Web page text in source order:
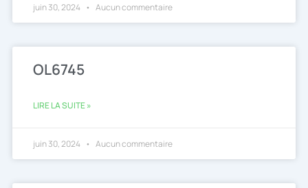
juin 30, 2024 Aucun commentaire
OL6745
LIRE LA SUITE »
juin 30, 2024 Aucun commentaire